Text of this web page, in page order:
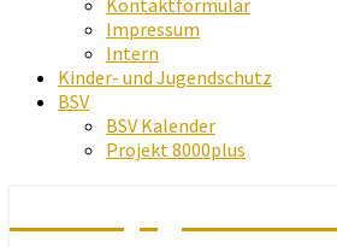
Kontaktformular
Impressum
Intern
Kinder- und Jugendschutz
BSV
BSV Kalender
Projekt 8000plus